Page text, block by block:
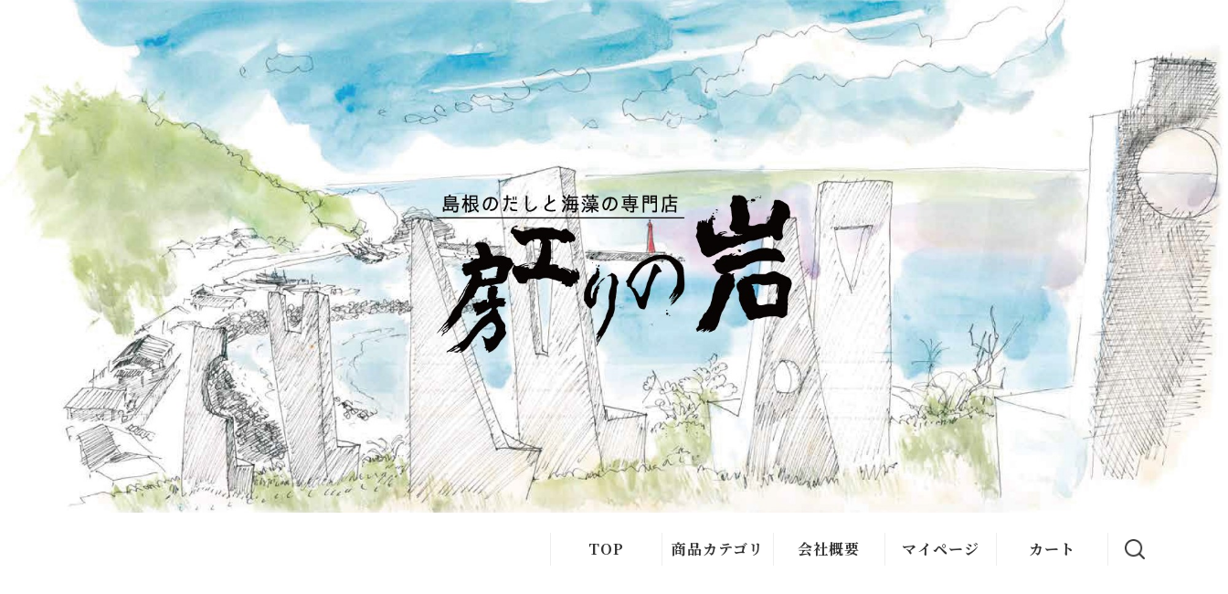
TOP 商品カテゴリ 会社概要 マイページ カート